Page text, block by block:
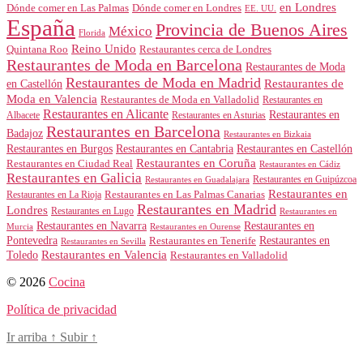
Dónde comer en Las Palmas Dónde comer en Londres EE. UU. en Londres
España Florida México Provincia de Buenos Aires
Quintana Roo Reino Unido Restaurantes cerca de Londres
Restaurantes de Moda en Barcelona Restaurantes de Moda
en Castellón Restaurantes de Moda en Madrid Restaurantes de
Moda en Valencia Restaurantes de Moda en Valladolid Restaurantes en
Albacete Restaurantes en Alicante Restaurantes en Asturias Restaurantes en
Badajoz Restaurantes en Barcelona Restaurantes en Bizkaia
Restaurantes en Burgos Restaurantes en Cantabria Restaurantes en Castellón
Restaurantes en Ciudad Real Restaurantes en Coruña Restaurantes en Cádiz
Restaurantes en Galicia Restaurantes en Guadalajara Restaurantes en Guipúzcoa
Restaurantes en La Rioja Restaurantes en Las Palmas Canarias Restaurantes en
Londres Restaurantes en Lugo Restaurantes en Madrid Restaurantes en
Murcia Restaurantes en Navarra Restaurantes en Ourense Restaurantes en
Pontevedra Restaurantes en Sevilla Restaurantes en Tenerife Restaurantes en
Toledo Restaurantes en Valencia Restaurantes en Valladolid
© 2026 Cocina
Política de privacidad
Ir arriba ↑ Subir ↑